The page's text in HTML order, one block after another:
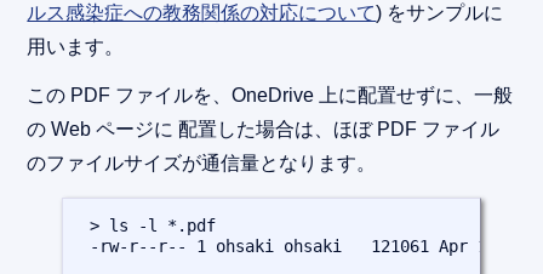
ルス感染症への教務関係の対応について) をサンプルに
用います。
この PDF ファイルを、OneDrive 上に配置せずに、一般
の Web ページに 配置した場合は、ほぼ PDF ファイル
のファイルサイズが通信量となります。
> ls -l *.pdf
-rw-r--r-- 1 ohsaki ohsaki   121061 Apr 11 20:01 新